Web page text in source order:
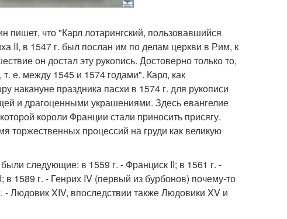
пишет, что "Карл лотарингский, пользовавшийся
II, в 1547 г. был послан им по делам церкви в Рим, к
он достал эту рукопись. Достоверно только то,
е. между 1545 и 1574 годами". Карл, как
накануне праздника пасхи в 1574 г. для рукописи
и драгоценными украшениями. Здесь евангелие
короли Франции стали приносить присягу.
торжественных процессий на груди как великую
следующие: в 1559 г. - Франциск II; в 1561 г. -
1589 г. - Генрих IV (первый из бурбонов) почему-то
- Людовик XIV, впоследствии также Людовики XV и